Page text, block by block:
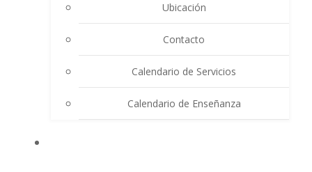
Ubicación
Contacto
Calendario de Servicios
Calendario de Enseñanza